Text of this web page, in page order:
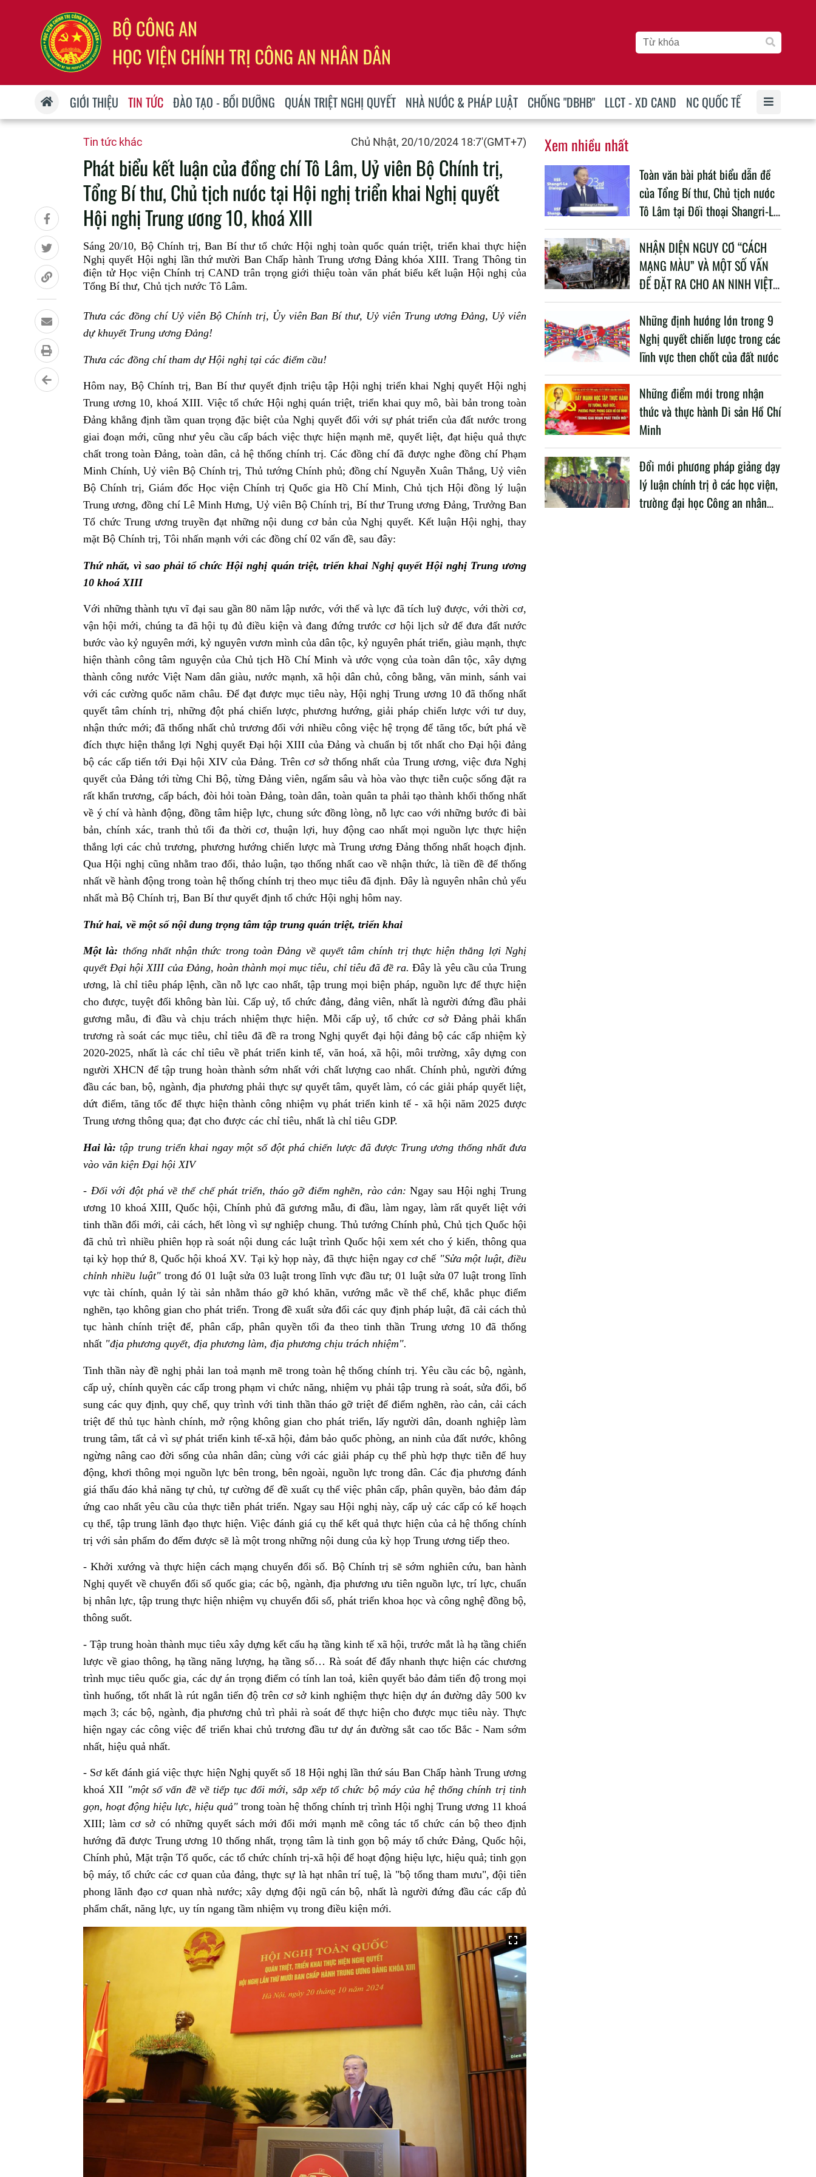
GIỚI THIỆU TIN TỨC ĐÀO TẠO - BỒI DƯỠNG QUÁN TRIỆT NGHỊ QUYẾT NHÀ NƯỚC & PHÁP LUẬT CHỐNG "DBHB" LLCT - XD CAND NC QUỐC TẾ
Tin tức khác Chủ Nhật, 20/10/2024 18:7'(GMT+7)
Phát biểu kết luận của đồng chí Tô Lâm, Uỷ viên Bộ Chính trị,
Tổng Bí thư, Chủ tịch nước tại Hội nghị triển khai Nghị quyết
Hội nghị Trung ương 10, khoá XIII
Sáng 20/10, Bộ Chính trị, Ban Bí thư tổ chức Hội nghị toàn quốc quán triệt, triển khai thực hiện
Nghị quyết Hội nghị lần thứ mười Ban Chấp hành Trung ương Đảng khóa XIII. Trang Thông tin
điện tử Học viện Chính trị CAND trân trọng giới thiệu toàn văn phát biểu kết luận Hội nghị của
Tổng Bí thư, Chủ tịch nước Tô Lâm.
Thưa các đồng chí Uỷ viên Bộ Chính trị, Ủy viên Ban Bí thư, Uỷ viên Trung ương Đảng, Uỷ viên
dự khuyết Trung ương Đảng!
Thưa các đồng chí tham dự Hội nghị tại các điểm cầu!
Hôm nay, Bộ Chính trị, Ban Bí thư quyết định triệu tập Hội nghị triển khai Nghị quyết Hội nghị
Trung ương 10, khoá XIII. Việc tổ chức Hội nghị quán triệt, triển khai quy mô, bài bản trong toàn
Đảng khẳng định tầm quan trọng đặc biệt của Nghị quyết đối với sự phát triển của đất nước trong
giai đoạn mới, cũng như yêu cầu cấp bách việc thực hiện mạnh mẽ, quyết liệt, đạt hiệu quả thực
chất trong toàn Đảng, toàn dân, cả hệ thống chính trị. Các đồng chí đã được nghe đồng chí Phạm
Minh Chính, Uỷ viên Bộ Chính trị, Thủ tướng Chính phủ; đồng chí Nguyễn Xuân Thắng, Uỷ viên
Bộ Chính trị, Giám đốc Học viện Chính trị Quốc gia Hồ Chí Minh, Chủ tịch Hội đồng lý luận
Trung ương, đồng chí Lê Minh Hưng, Uỷ viên Bộ Chính trị, Bí thư Trung ương Đảng, Trưởng Ban
Tổ chức Trung ương truyền đạt những nội dung cơ bản của Nghị quyết. Kết luận Hội nghị, thay
mặt Bộ Chính trị, Tôi nhấn mạnh với các đồng chí 02 vấn đề, sau đây:
Thứ nhất, vì sao phải tổ chức Hội nghị quán triệt, triển khai Nghị quyết Hội nghị Trung ương
10 khoá XIII
Với những thành tựu vĩ đại sau gần 80 năm lập nước, với thế và lực đã tích luỹ được, với thời cơ,
vận hội mới, chúng ta đã hội tụ đủ điều kiện và đang đứng trước cơ hội lịch sử để đưa đất nước
bước vào kỷ nguyên mới, kỷ nguyên vươn mình của dân tộc, kỷ nguyên phát triển, giàu mạnh, thực
hiện thành công tâm nguyện của Chủ tịch Hồ Chí Minh và ước vọng của toàn dân tộc, xây dựng
thành công nước Việt Nam dân giàu, nước mạnh, xã hội dân chủ, công bằng, văn minh, sánh vai
với các cường quốc năm châu. Để đạt được mục tiêu này, Hội nghị Trung ương 10 đã thống nhất
quyết tâm chính trị, những đột phá chiến lược, phương hướng, giải pháp chiến lược với tư duy,
nhận thức mới; đã thống nhất chủ trương đối với nhiều công việc hệ trọng để tăng tốc, bứt phá về
đích thực hiện thắng lợi Nghị quyết Đại hội XIII của Đảng và chuẩn bị tốt nhất cho Đại hội đảng
bộ các cấp tiến tới Đại hội XIV của Đảng. Trên cơ sở thống nhất của Trung ương, việc đưa Nghị
quyết của Đảng tới từng Chi Bộ, từng Đảng viên, ngấm sâu và hòa vào thực tiễn cuộc sống đặt ra
rất khẩn trương, cấp bách, đòi hỏi toàn Đảng, toàn dân, toàn quân ta phải tạo thành khối thống nhất
về ý chí và hành động, đồng tâm hiệp lực, chung sức đồng lòng, nỗ lực cao với những bước đi bài
bản, chính xác, tranh thủ tối đa thời cơ, thuận lợi, huy động cao nhất mọi nguồn lực thực hiện
thắng lợi các chủ trương, phương hướng chiến lược mà Trung ương Đảng thống nhất hoạch định.
Qua Hội nghị cũng nhằm trao đổi, thảo luận, tạo thống nhất cao về nhận thức, là tiền đề để thống
nhất về hành động trong toàn hệ thống chính trị theo mục tiêu đã định. Đây là nguyên nhân chủ yếu
nhất mà Bộ Chính trị, Ban Bí thư quyết định tổ chức Hội nghị hôm nay.
Thứ hai, về một số nội dung trọng tâm tập trung quán triệt, triển khai
Một là: thống nhất nhận thức trong toàn Đảng về quyết tâm chính trị thực hiện thắng lợi Nghị
quyết Đại hội XIII của Đảng, hoàn thành mọi mục tiêu, chỉ tiêu đã đề ra.Đây là yêu cầu của Trung
ương, là chỉ tiêu pháp lệnh, cần nỗ lực cao nhất, tập trung mọi biện pháp, nguồn lực để thực hiện
cho được, tuyệt đối không bàn lùi. Cấp uỷ, tổ chức đảng, đảng viên, nhất là người đứng đầu phải
gương mẫu, đi đầu và chịu trách nhiệm thực hiện. Mỗi cấp uỷ, tổ chức cơ sở Đảng phải khẩn
trương rà soát các mục tiêu, chỉ tiêu đã đề ra trong Nghị quyết đại hội đảng bộ các cấp nhiệm kỳ
2020-2025, nhất là các chỉ tiêu về phát triển kinh tế, văn hoá, xã hội, môi trường, xây dựng con
người XHCN để tập trung hoàn thành sớm nhất với chất lượng cao nhất. Chính phủ, người đứng
đầu các ban, bộ, ngành, địa phương phải thực sự quyết tâm, quyết làm, có các giải pháp quyết liệt,
dứt điểm, tăng tốc để thực hiện thành công nhiệm vụ phát triển kinh tế - xã hội năm 2025 được
Trung ương thông qua; đạt cho được các chỉ tiêu, nhất là chỉ tiêu GDP.
Hai là: tập trung triển khai ngay một số đột phá chiến lược đã được Trung ương thống nhất đưa
vào văn kiện Đại hội XIV
- Đối với đột phávề thể chế phát triển, tháo gỡ điểm nghẽn, rào cản:Ngay sau Hội nghị Trung
ương 10 khoá XIII, Quốc hội, Chính phủ đã gương mẫu, đi đầu, làm ngay, làm rất quyết liệt với
tinh thần đổi mới, cải cách, hết lòng vì sự nghiệp chung. Thủ tướng Chính phủ, Chủ tịch Quốc hội
đã chủ trì nhiều phiên họp rà soát nội dung các luật trình Quốc hội xem xét cho ý kiến, thông qua
tại kỳ họp thứ 8, Quốc hội khoá XV. Tại kỳ họp này, đã thực hiện ngay cơ chế "Sửa một luật, điều
chỉnh nhiều luật"trong đó 01 luật sửa 03 luật trong lĩnh vực đầu tư; 01 luật sửa 07 luật trong lĩnh
vực tài chính, quản lý tài sản nhằm tháo gỡ khó khăn, vướng mắc về thể chế, khắc phục điểm
nghẽn, tạo không gian cho phát triển. Trong đề xuất sửa đổi các quy định pháp luật, đã cải cách thủ
tục hành chính triệt để, phân cấp, phân quyền tối đa theo tinh thần Trung ương 10 đã thống
nhất "địa phương quyết, địa phương làm, địa phương chịu trách nhiệm".
Tinh thần này đề nghị phải lan toả mạnh mẽ trong toàn hệ thống chính trị. Yêu cầu các bộ, ngành,
cấp uỷ, chính quyền các cấp trong phạm vi chức năng, nhiệm vụ phải tập trung rà soát, sửa đổi, bổ
sung các quy định, quy chế, quy trình với tinh thần tháo gỡ triệt để điểm nghẽn, rào cản, cải cách
triệt để thủ tục hành chính, mở rộng không gian cho phát triển, lấy người dân, doanh nghiệp làm
trung tâm, tất cả vì sự phát triển kinh tế-xã hội, đảm bảo quốc phòng, an ninh của đất nước, không
ngừng nâng cao đời sống của nhân dân; cùng với các giải pháp cụ thể phù hợp thực tiễn để huy
động, khơi thông mọi nguồn lực bên trong, bên ngoài, nguồn lực trong dân. Các địa phương đánh
giá thấu đáo khả năng tự chủ, tự cường để đề xuất cụ thể việc phân cấp, phân quyền, bảo đảm đáp
ứng cao nhất yêu cầu của thực tiễn phát triển. Ngay sau Hội nghị này, cấp uỷ các cấp có kế hoạch
cụ thể, tập trung lãnh đạo thực hiện. Việc đánh giá cụ thể kết quả thực hiện của cả hệ thống chính
trị với sản phẩm đo đếm được sẽ là một trong những nội dung của kỳ họp Trung ương tiếp theo.
- Khởi xướng và thực hiện cách mạng chuyển đổi số. Bộ Chính trị sẽ sớm nghiên cứu, ban hành
Nghị quyết về chuyển đổi số quốc gia; các bộ, ngành, địa phương ưu tiên nguồn lực, trí lực, chuẩn
bị nhân lực, tập trung thực hiện nhiệm vụ chuyển đổi số, phát triển khoa học và công nghệ đồng bộ,
thông suốt.
- Tập trung hoàn thành mục tiêu xây dựng kết cấu hạ tầng kinh tế xã hội, trước mắt là hạ tầng chiến
lược về giao thông, hạ tầng năng lượng, hạ tầng số… Rà soát để đẩy nhanh thực hiện các chương
trình mục tiêu quốc gia, các dự án trọng điểm có tính lan toả, kiên quyết bảo đảm tiến độ trong mọi
tình huống, tốt nhất là rút ngắn tiến độ trên cơ sở kinh nghiệm thực hiện dự án đường dây 500 kv
mạch 3; các bộ, ngành, địa phương chủ trì phải rà soát để thực hiện cho được mục tiêu này. Thực
hiện ngay các công việc để triển khai chủ trương đầu tư dự án đường sắt cao tốc Bắc - Nam sớm
nhất, hiệu quả nhất.
- Sơ kết đánh giá việc thực hiện Nghị quyết số 18 Hội nghị lần thứ sáu Ban Chấp hành Trung ương
khoá XII "một số vấn đề về tiếp tục đổi mới, sắp xếp tổ chức bộ máy của hệ thống chính trị tinh
gọn, hoạt động hiệu lực, hiệu quả" trong toàn hệ thống chính trị trình Hội nghị Trung ương 11 khoá
XIII; làm cơ sở có những quyết sách mới đổi mới mạnh mẽ công tác tổ chức cán bộ theo định
hướng đã được Trung ương 10 thống nhất, trọng tâm là tinh gọn bộ máy tổ chức Đảng, Quốc hội,
Chính phủ, Mặt trận Tổ quốc, các tổ chức chính trị-xã hội để hoạt động hiệu lực, hiệu quả; tinh gọn
bộ máy, tổ chức các cơ quan của đảng, thực sự là hạt nhân trí tuệ, là "bộ tổng tham mưu", đội tiên
phong lãnh đạo cơ quan nhà nước; xây dựng đội ngũ cán bộ, nhất là người đứng đầu các cấp đủ
phẩm chất, năng lực, uy tín ngang tầm nhiệm vụ trong điều kiện mới.
Xem nhiều nhất
Toàn văn bài phát biểu dẫn đề
của Tổng Bí thư, Chủ tịch nước
Tô Lâm tại Đối thoại Shangri-La
lần thứ 23
NHẬN DIỆN NGUY CƠ “CÁCH
MẠNG MÀU” VÀ MỘT SỐ VẤN
ĐỀ ĐẶT RA CHO AN NINH VIỆT
NAM TRONG BỐI CẢNH HIỆN
NAY
Những định hướng lớn trong 9
Nghị quyết chiến lược trong các
lĩnh vực then chốt của đất nước
Những điểm mới trong nhận
thức và thực hành Di sản Hồ Chí
Minh
Đổi mới phương pháp giảng dạy
lý luận chính trị ở các học viện,
trường đại học Công an nhân